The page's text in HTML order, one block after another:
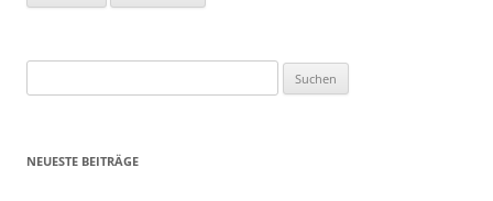
nach:
NEUESTE BEITRÄGE